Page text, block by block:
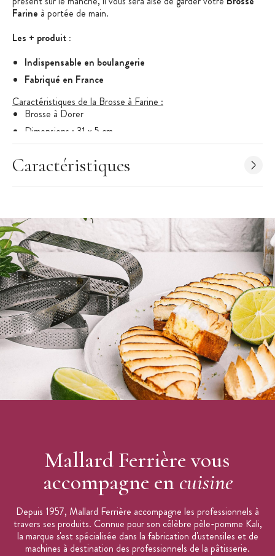
Farine à portée de main.
Les + produit :
Indispensable en boulangerie
Fabriqué en France
Caractéristiques de la Brosse à Farine :
Brosse à Dorer
Dimensions : 31 x 5 cm
Matière manche : Plastique
Matière poils : Polyester
Caractéristiques
Mallard Ferrière vous
accompagne en cuisine
Depuis 1957, Mallard Ferrière accompagne les professionnels à
travers ses produits. Connue pour son célèbre pèle-pomme Kali,
la marque s'est spécialisée dans la fabrication d'ustensiles et de
machines à destination des professionnels de la pâtisserie.